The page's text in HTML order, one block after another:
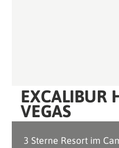
EXCALIBUR
VEGAS
3 Sterne Resort im